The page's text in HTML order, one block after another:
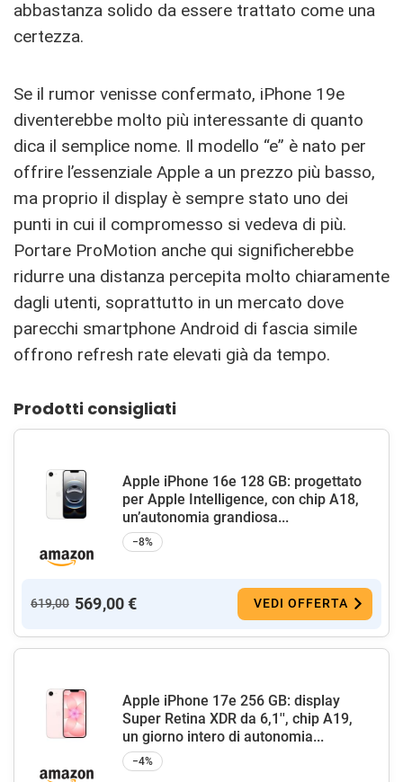
abbastanza solido da essere trattato come una
certezza.
Se il rumor venisse confermato, iPhone 19e
diventerebbe molto più interessante di quanto
dica il semplice nome. Il modello “e” è nato per
offrire l’essenziale Apple a un prezzo più basso,
ma proprio il display è sempre stato uno dei
punti in cui il compromesso si vedeva di più.
Portare ProMotion anche qui significherebbe
ridurre una distanza percepita molto chiaramente
dagli utenti, soprattutto in un mercato dove
parecchi smartphone Android di fascia simile
offrono refresh rate elevati già da tempo.
Prodotti consigliati
Apple iPhone 16e 128 GB: progettato
per Apple Intelligence, con chip A18,
un’autonomia grandiosa...
−8%
619,00 569,00 € VEDI OFFERTA
Apple iPhone 17e 256 GB: display
Super Retina XDR da 6,1'', chip A19,
un giorno intero di autonomia...
−4%